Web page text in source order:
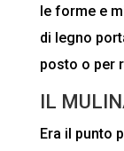
le forme e
di legno
posto o per
IL
Era il punto